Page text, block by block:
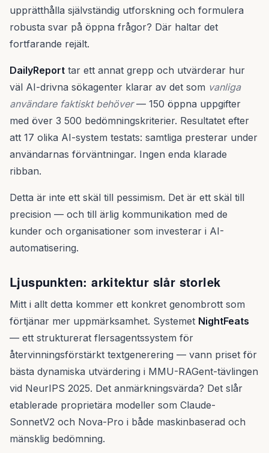
upprätthålla självständig utforskning och formulera
robusta svar på öppna frågor? Där haltar det
fortfarande rejält.
DailyReport tar ett annat grepp och utvärderar hur
väl AI-drivna sökagenter klarar av det som vanliga
användare faktiskt behöver— 150 öppna uppgifter
med över 3 500 bedömningskriterier. Resultatet efter
att 17 olika AI-system testats: samtliga presterar under
användarnas förväntningar. Ingen enda klarade
ribban.
Detta är inte ett skäl till pessimism. Det är ett skäl till
precision — och till ärlig kommunikation med de
kunder och organisationer som investerar i AI-
automatisering.
Ljuspunkten: arkitektur slår storlek
Mitt i allt detta kommer ett konkret genombrott som
förtjänar mer uppmärksamhet. Systemet NightFeats
— ett strukturerat flersagentssystem för
återvinningsförstärkt textgenerering — vann priset för
bästa dynamiska utvärdering i MMU-RAGent-tävlingen
vid NeurIPS 2025. Det anmärkningsvärda? Det slår
etablerade proprietära modeller som Claude-
SonnetV2 och Nova-Pro i både maskinbaserad och
mänsklig bedömning.